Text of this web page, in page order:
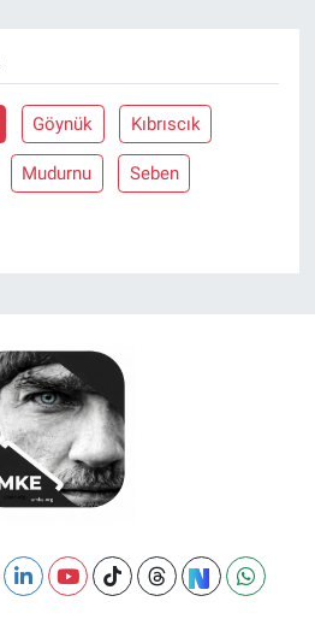
Göynük Kıbrıscık
Mudurnu Seben